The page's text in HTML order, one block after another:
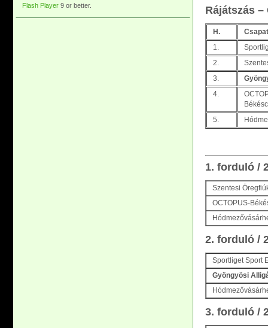
Rájátszás
H.
1.
2.
3.
4.
5.
1. forduló /
Szentesi
OCTOPUS-
2. forduló /
Sportliget Sport
Gyöngyösi
3. forduló /
Flash Player 9 or better.